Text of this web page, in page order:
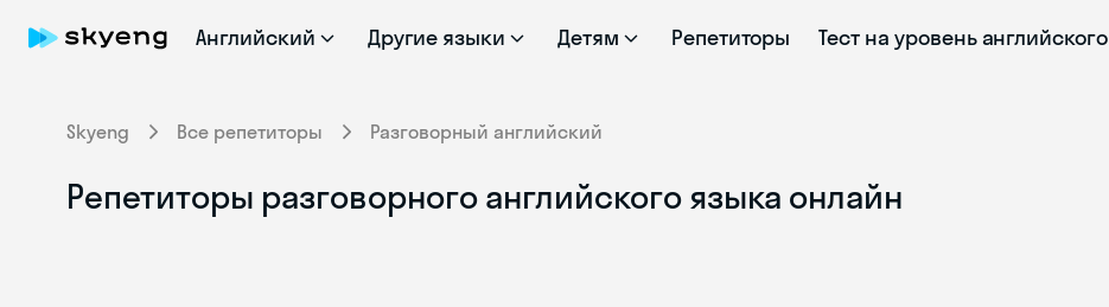
Английский Другие языки Детям Репетиторы Тест на уровень английского
Skyeng Все репетиторы Разговорный английский
Репетиторы разговорного английского языка онлайн